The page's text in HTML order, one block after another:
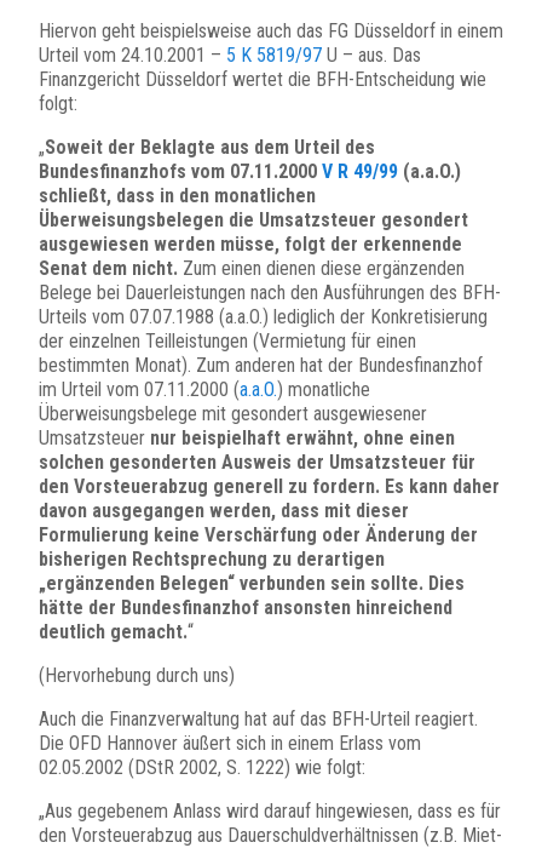
Hiervon geht beispielsweise auch das FG Düsseldorf in einem
Urteil vom 24.10.2001 – 5 K 5819/97 U – aus. Das
Finanzgericht Düsseldorf wertet die BFH-Entscheidung wie
folgt:
„Soweit der Beklagte aus dem Urteil des
Bundesfinanzhofs vom 07.11.2000 V R 49/99 (a.a.O.)
schließt, dass in den monatlichen
Überweisungsbelegen die Umsatzsteuer gesondert
ausgewiesen werden müsse, folgt der erkennende
Senat dem nicht. Zum einen dienen diese ergänzenden
Belege bei Dauerleistungen nach den Ausführungen des BFH-
Urteils vom 07.07.1988 (a.a.O.) lediglich der Konkretisierung
der einzelnen Teilleistungen (Vermietung für einen
bestimmten Monat). Zum anderen hat der Bundesfinanzhof
im Urteil vom 07.11.2000 (a.a.O.) monatliche
Überweisungsbelege mit gesondert ausgewiesener
Umsatzsteuer nur beispielhaft erwähnt, ohne einen
solchen gesonderten Ausweis der Umsatzsteuer für
den Vorsteuerabzug generell zu fordern. Es kann daher
davon ausgegangen werden, dass mit dieser
Formulierung keine Verschärfung oder Änderung der
bisherigen Rechtsprechung zu derartigen
„ergänzenden Belegen“ verbunden sein sollte. Dies
hätte der Bundesfinanzhof ansonsten hinreichend
deutlich gemacht.“
(Hervorhebung durch uns)
Auch die Finanzverwaltung hat auf das BFH-Urteil reagiert.
Die OFD Hannover äußert sich in einem Erlass vom
02.05.2002 (DStR 2002, S. 1222) wie folgt:
„Aus gegebenem Anlass wird darauf hingewiesen, dass es für
den Vorsteuerabzug aus Dauerschuldverhältnissen (z.B. Miet-